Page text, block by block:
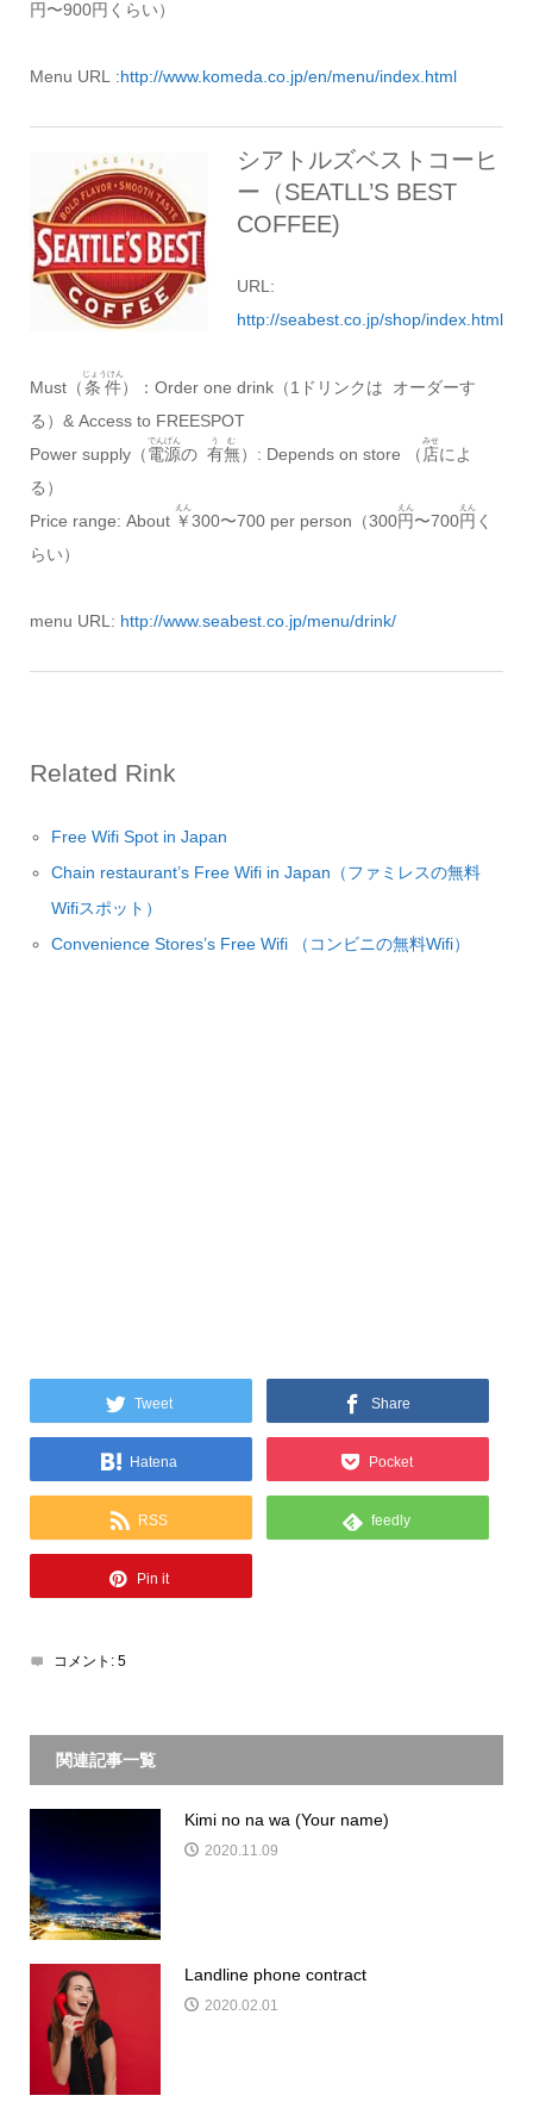
円〜900円 くらい）
Menu URL :http://www.komeda.co.jp/en/menu/index.html
シアトルズベストコーヒ
ー（SEATLL’S BEST
COFFEE)
URL:
http://seabest.co.jp/shop/index.html
Must（条件
じょうけん
）：Order one drink（1ドリンクは オーダーす
る）& Access to FREESPOT
Power supply（電源
でんげん
の 有無
うむ
）: Depends on store （ 店
みせ
によ
る）
Price range: About ￥
えん
300〜700 per person（300円
えん
〜700円
えん
く
らい）
menu URL: http://www.seabest.co.jp/menu/drink/
Related Rink
Free Wifi Spot in Japan
Chain restaurant’s Free Wifi in Japan（ファミレスの無料
Wifiスポット）
Convenience Stores’s Free Wifi （コンビニの無料Wifi）
Tweet Share
Hatena Pocket
RSS feedly
Pin it
コメント: 5
関連記事一覧
Kimi no na wa (Your name)
2020.11.09
Landline phone contract
2020.02.01